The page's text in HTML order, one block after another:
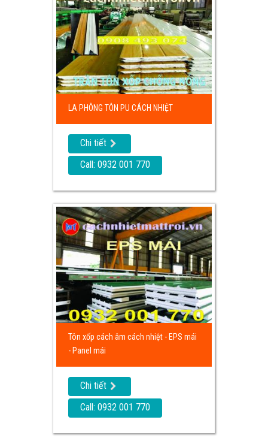
LA PHÔNG TÔN PU CÁCH NHIỆT
Chi tiết
Call: 0932 001 770
Tôn xốp cách âm cách nhiệt - EPS mái
- Panel mái
Chi tiết
Call: 0932 001 770